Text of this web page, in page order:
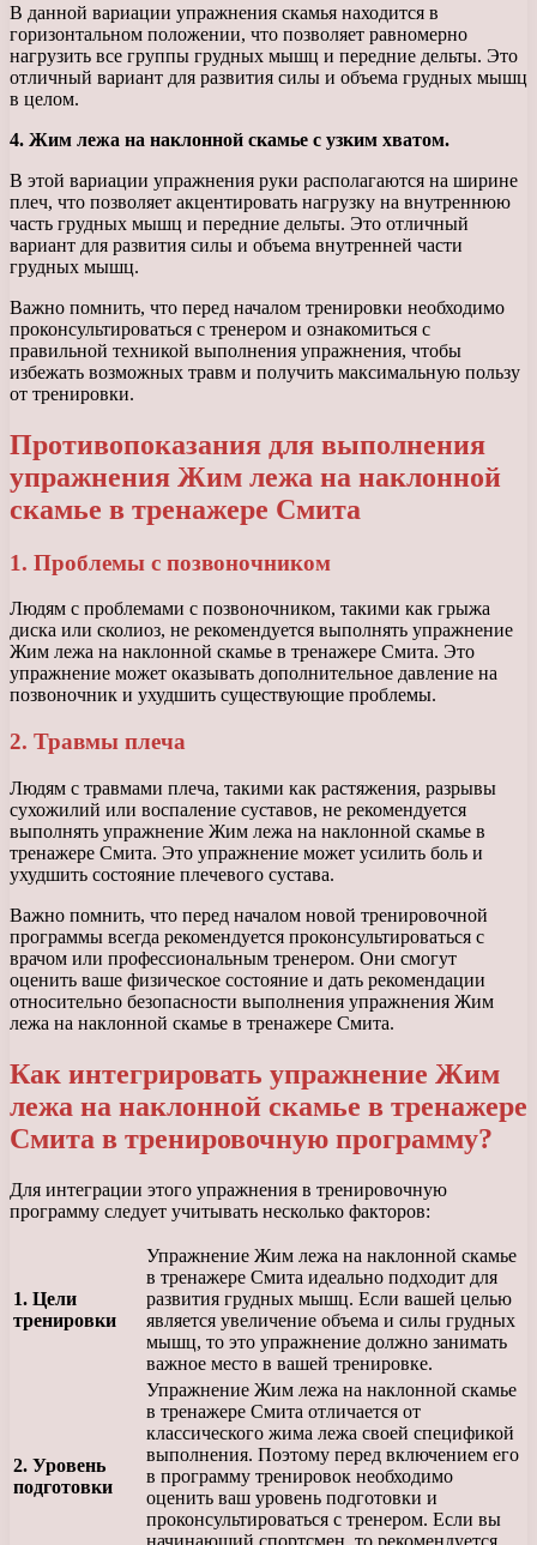
В данной вариации упражнения скамья находится в
горизонтальном положении, что позволяет равномерно
нагрузить все группы грудных мышц и передние дельты. Это
отличный вариант для развития силы и объема грудных мышц
в целом.
4. Жим лежа на наклонной скамье с узким хватом.
В этой вариации упражнения руки располагаются на ширине
плеч, что позволяет акцентировать нагрузку на внутреннюю
часть грудных мышц и передние дельты. Это отличный
вариант для развития силы и объема внутренней части
грудных мышц.
Важно помнить, что перед началом тренировки необходимо
проконсультироваться с тренером и ознакомиться с
правильной техникой выполнения упражнения, чтобы
избежать возможных травм и получить максимальную пользу
от тренировки.
Противопоказания для выполнения
упражнения Жим лежа на наклонной
скамье в тренажере Смита
1. Проблемы с позвоночником
Людям с проблемами с позвоночником, такими как грыжа
диска или сколиоз, не рекомендуется выполнять упражнение
Жим лежа на наклонной скамье в тренажере Смита. Это
упражнение может оказывать дополнительное давление на
позвоночник и ухудшить существующие проблемы.
2. Травмы плеча
Людям с травмами плеча, такими как растяжения, разрывы
сухожилий или воспаление суставов, не рекомендуется
выполнять упражнение Жим лежа на наклонной скамье в
тренажере Смита. Это упражнение может усилить боль и
ухудшить состояние плечевого сустава.
Важно помнить, что перед началом новой тренировочной
программы всегда рекомендуется проконсультироваться с
врачом или профессиональным тренером. Они смогут
оценить ваше физическое состояние и дать рекомендации
относительно безопасности выполнения упражнения Жим
лежа на наклонной скамье в тренажере Смита.
Как интегрировать упражнение Жим
лежа на наклонной скамье в тренажере
Смита в тренировочную программу?
Для интеграции этого упражнения в тренировочную
программу следует учитывать несколько факторов:
1. Цели
тренировки
Упражнение Жим лежа на наклонной скамье
в тренажере Смита идеально подходит для
развития грудных мышц. Если вашей целью
является увеличение объема и силы грудных
мышц, то это упражнение должно занимать
важное место в вашей тренировке.
2. Уровень
подготовки
Упражнение Жим лежа на наклонной скамье
в тренажере Смита отличается от
классического жима лежа своей спецификой
выполнения. Поэтому перед включением его
в программу тренировок необходимо
оценить ваш уровень подготовки и
проконсультироваться с тренером. Если вы
начинающий спортсмен, то рекомендуется